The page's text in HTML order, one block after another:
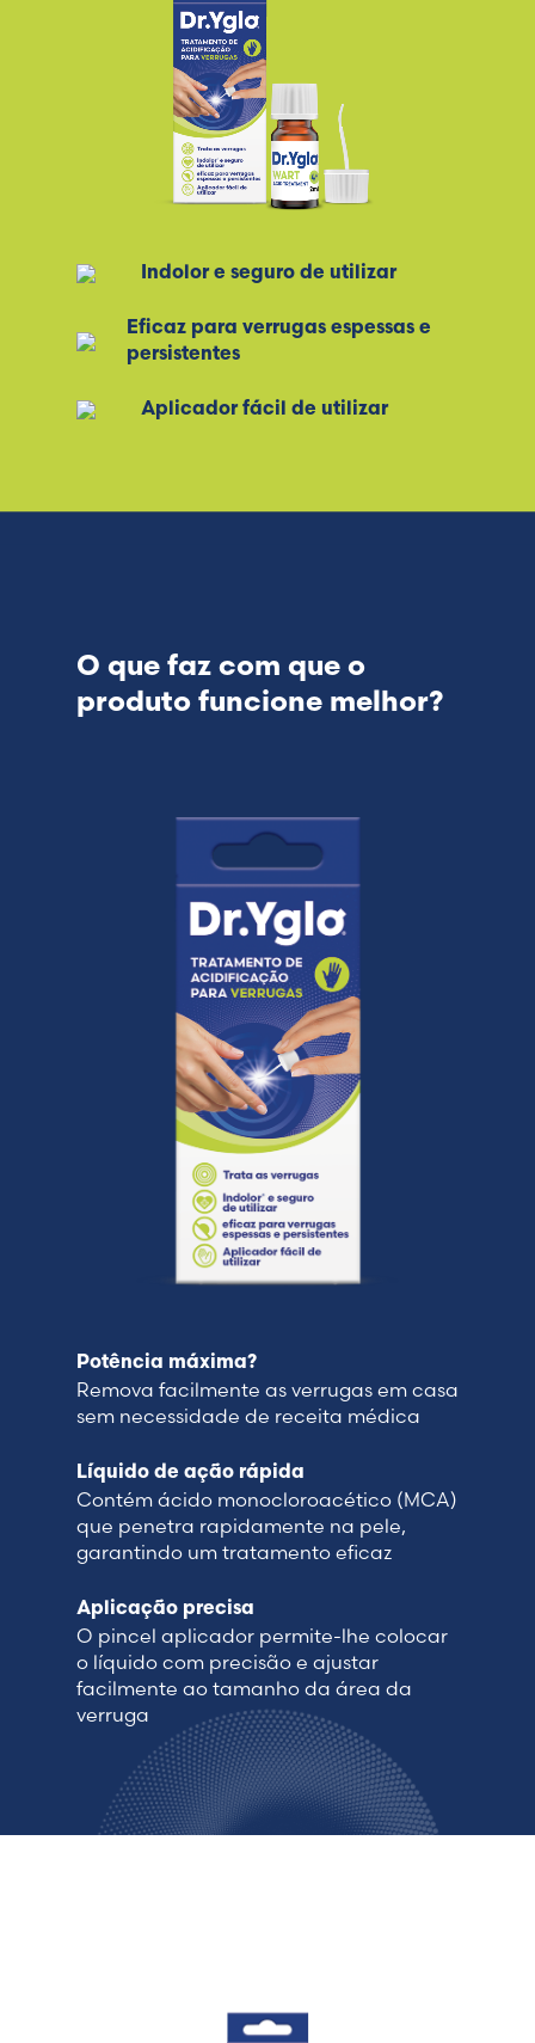
Indolor e seguro de utilizar
Eficaz para verrugas espessas e
persistentes
Aplicador fácil de utilizar
O que faz com que o
produto funcione melhor?
Potência máxima?
Remova facilmente as verrugas em casa
sem necessidade de receita médica
Líquido de ação rápida
Contém ácido monocloroacético (MCA)
que penetra rapidamente na pele,
garantindo um tratamento eficaz
Aplicação precisa
O pincel aplicador permite-lhe colocar
o líquido com precisão e ajustar
facilmente ao tamanho da área da
verruga